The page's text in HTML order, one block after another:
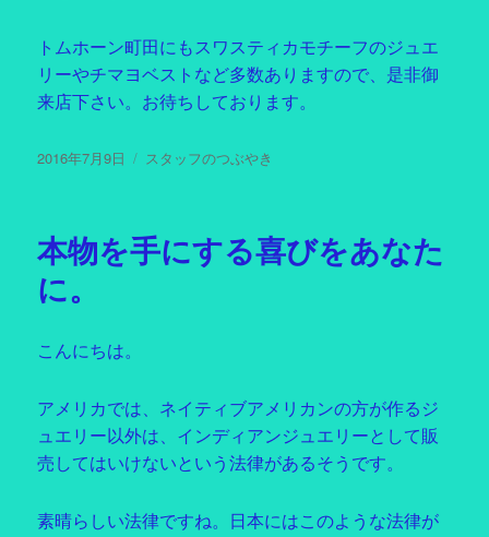
トムホーン町田にもスワスティカモチーフのジュエ
リーやチマヨベストなど多数ありますので、是非御
来店下さい。お待ちしております。
投
2016年7月9日
カ
ー
スタッフのつぶやき
本物を手にする喜びをあなた
に。
こんにちは。
アメリカでは、ネイティブアメリカンの方が作るジ
ュエリー以外は、インディアンジュエリーとして販
売してはいけないという法律があるそうです。
素晴らしい法律ですね。日本にはこのような法律が